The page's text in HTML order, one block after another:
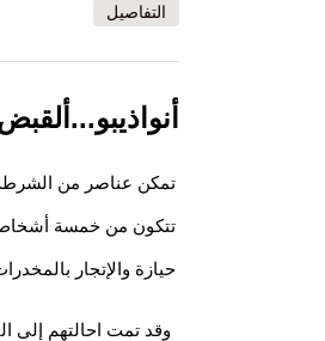
التفاصيل
تمكن عناصر من الشرطة
تتكون من خمسة أشخاص
حيازة والإتجار
وقد تمت احالتهم إلى